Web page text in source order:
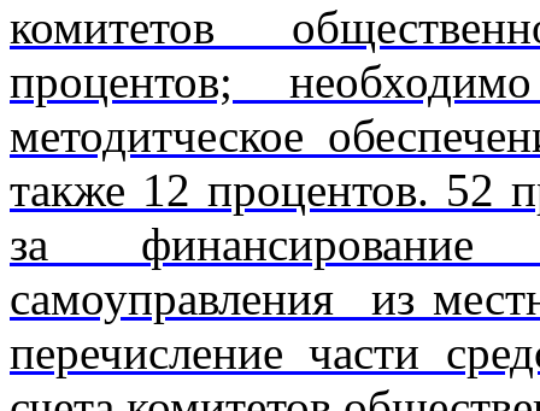
комитетов
процентов;
методитческое
также 12 процентов. 52
за финансирование
самоуправления из
перечисление части